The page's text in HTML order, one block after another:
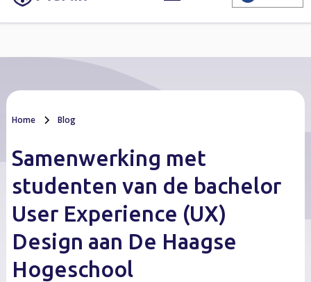
Home Blog
Samenwerking met
studenten van de bachelor
User Experience (UX)
Design aan De Haagse
Hogeschool